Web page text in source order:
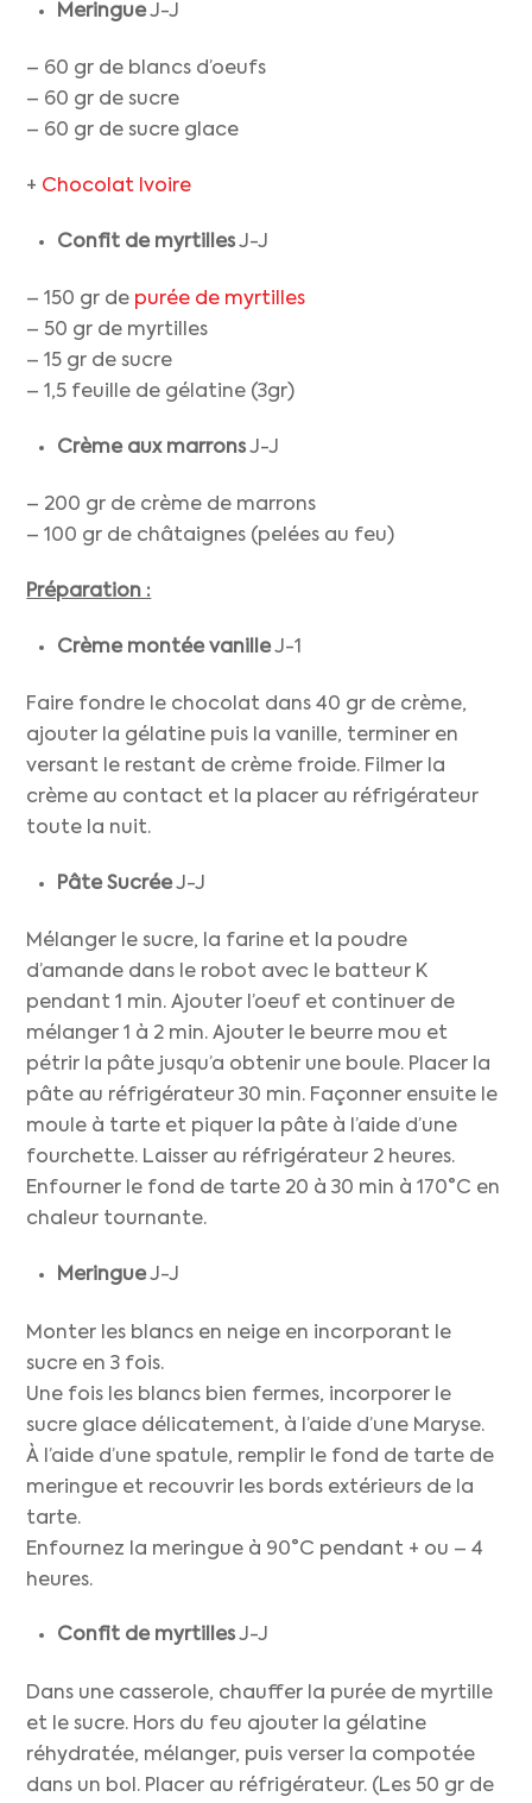
MeringueJ-J
– 60 gr de blancs d’oeufs
– 60 gr de sucre
– 60 gr de sucre glace
+ Chocolat Ivoire
Confit de myrtillesJ-J
– 150 gr de purée de myrtilles
– 50 gr de myrtilles
– 15 gr de sucre
– 1,5 feuille de gélatine (3gr)
Crème aux marronsJ-J
– 200 gr de crème de marrons
– 100 gr de châtaignes (pelées au feu)
Préparation :
Crème montée vanilleJ-1
Faire fondre le chocolat dans 40 gr de crème,
ajouter la gélatine puis la vanille, terminer en
versant le restant de crème froide. Filmer la
crème au contact et la placer au réfrigérateur
toute la nuit.
Pâte SucréeJ-J
Mélanger le sucre, la farine et la poudre
d’amande dans le robot avec le batteur K
pendant 1 min. Ajouter l’oeuf et continuer de
mélanger 1 à 2 min. Ajouter le beurre mou et
pétrir la pâte jusqu’a obtenir une boule. Placer la
pâte au réfrigérateur 30 min. Façonner ensuite le
moule à tarte et piquer la pâte à l’aide d’une
fourchette. Laisser au réfrigérateur 2 heures.
Enfourner le fond de tarte 20 à 30 min à 170°C en
chaleur tournante.
MeringueJ-J
Monter les blancs en neige en incorporant le
sucre en 3 fois.
Une fois les blancs bien fermes, incorporer le
sucre glace délicatement, à l’aide d’une Maryse.
À l’aide d’une spatule, remplir le fond de tarte de
meringue et recouvrir les bords extérieurs de la
tarte.
Enfournez la meringue à 90°C pendant + ou – 4
heures.
Confit de myrtillesJ-J
Dans une casserole, chauffer la purée de myrtille
et le sucre. Hors du feu ajouter la gélatine
réhydratée, mélanger, puis verser la compotée
dans un bol. Placer au réfrigérateur. (Les 50 gr de